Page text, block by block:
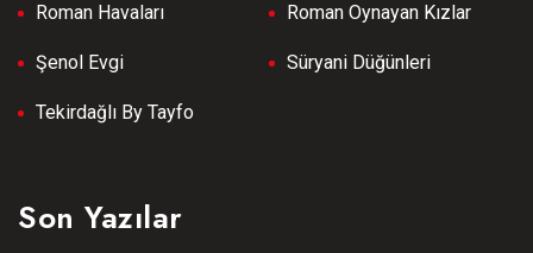
Roman Havaları Roman Oynayan Kızlar
Şenol Evgi Süryani Düğünleri
Tekirdağlı By Tayfo
Son Yazılar